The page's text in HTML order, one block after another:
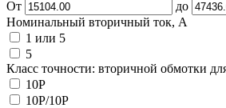
От
до
Номинальный вторичный ток, А
1 или 5
5
Класс точности: вторичной обмотки
10P
10P/10P